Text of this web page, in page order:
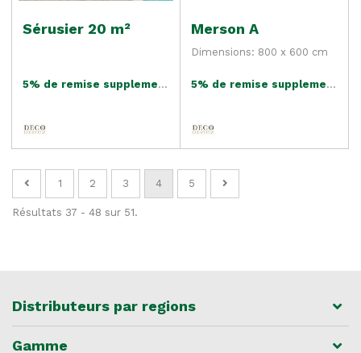
Sérusier 20 m²
5% de remise supplementaire
Merson A
Dimensions: 800 x 600 cm
5% de remise supplementaire
1 2 3 4 5
Résultats 37 - 48 sur 51.
Distributeurs par regions
Gamme